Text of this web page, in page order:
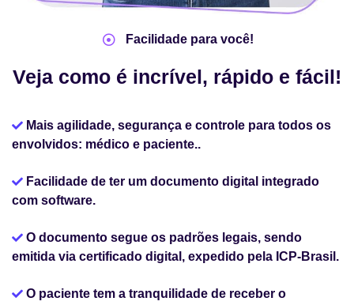
Facilidade para você!
Veja como é incrível, rápido e fácil!
Mais agilidade, segurança e controle para todos os
envolvidos: médico e paciente..
Facilidade de ter um documento digital integrado
com software.
O documento segue os padrões legais, sendo
emitida via certificado digital, expedido pela ICP-Brasil.
O paciente tem a tranquilidade de receber o